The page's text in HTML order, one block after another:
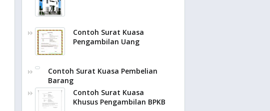
Contoh Surat Kuasa
Pengambilan Uang
Contoh Surat Kuasa Pembelian
Barang
Contoh Surat Kuasa
Khusus Pengambilan BPKB